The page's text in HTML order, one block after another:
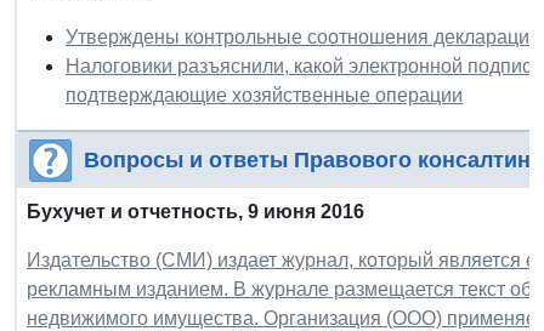
Утверждены контрольные соотношения
Налоговики разъяснили, какой электронной
подтверждающие хозяйственные операции
Вопросы и ответы Правового
Бухучет и отчетность, 9 июня 2016
Издательство (СМИ) издает журнал, который
рекламным изданием. В журнале размещается текст
недвижимого имущества. Организация (ООО)